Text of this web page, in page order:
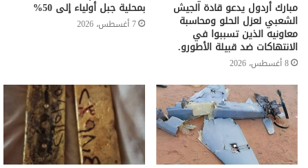
مبارك أردول يدعو قادة الجيش
الشعبي لعزل الحلو ومحاسبة
معاونيه الذين تسببوا في
الانتهاكات ضد قبيلة الأطورو.
8 أغسطس، 2026
بمحلية جبل أولياء إلى 50%
7 أغسطس، 2026